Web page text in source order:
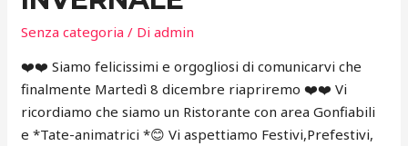
Senza categoria / Diadmin
❤️❤️ Siamo felicissimi e orgogliosi di comunicarvi che
finalmente Martedì 8 dicembre riapriremo ❤️❤️ Vi
ricordiamo che siamo un Ristorante con area Gonfiabili
e *Tate-animatrici *😊 Vi aspettiamo Festivi,Prefestivi,